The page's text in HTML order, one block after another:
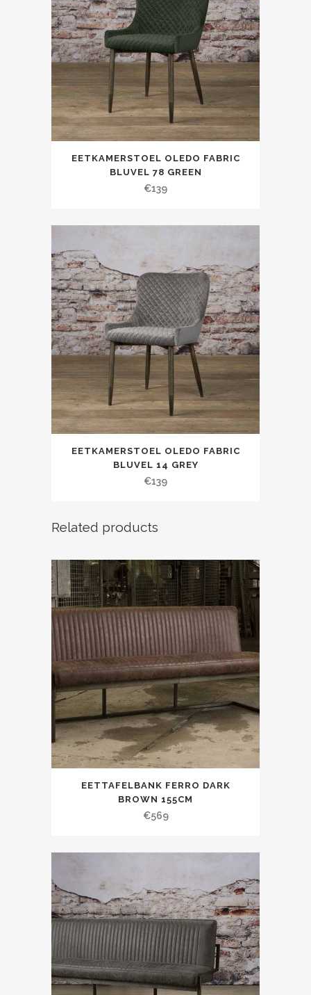
EETKAMERSTOEL OLEDO FABRIC
BLUVEL 78 GREEN
€139
EETKAMERSTOEL OLEDO FABRIC
BLUVEL 14 GREY
€139
Related products
EETTAFELBANK FERRO DARK
BROWN 155CM
€569